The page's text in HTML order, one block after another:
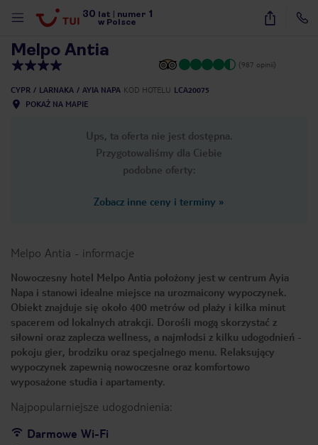
30 lat numer 1
w Polsce
49
Melpo Antia
(987 opinii)
CYPR LARNAKA AYIA NAPA KOD HOTELU LCA20075
POKAŻ NA MAPIE
Ups, ta oferta nie jest dostępna.
Przygotowaliśmy dla Ciebie
podobne oferty:
Zobacz inne ceny i terminy »
Melpo Antia - informacje
Nowoczesny hotel Melpo Antia położony jest w centrum Ayia
Napa i stanowi idealne miejsce na urozmaicony wypoczynek.
Obiekt znajduje się około 400 metrów od plaży i kilka minut
spacerem od lokalnych atrakcji. Dorośli mogą skorzystać z
siłowni oraz zaplecza wellness, a najmłodsi z kilku udogodnień -
pokoju gier, brodziku oraz specjalnego menu. Relaksujący
wypoczynek zapewnią nowoczesne oraz komfortowo
wyposażone studia i apartamenty.
Najpopularniejsze udogodnienia:
Darmowe Wi-Fi